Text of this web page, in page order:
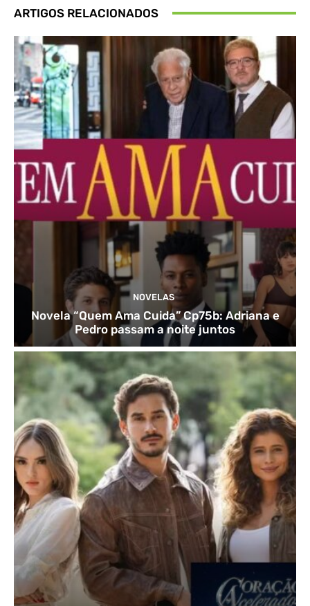
ARTIGOS RELACIONADOS
NOVELAS
Novela “Quem Ama Cuida” Cp75b: Adriana e
Pedro passam a noite juntos